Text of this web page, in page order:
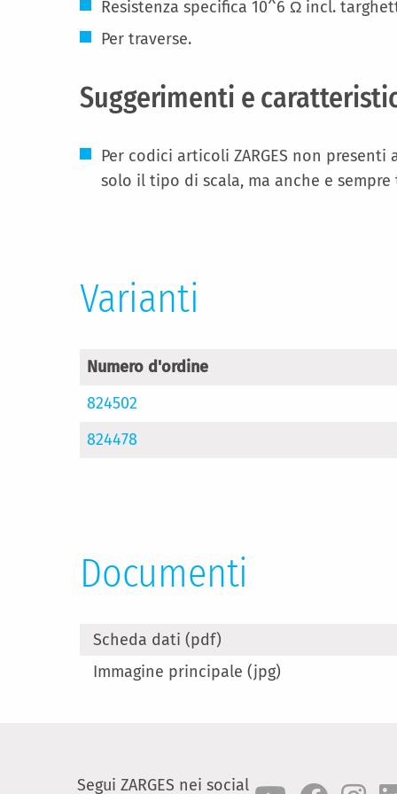
Resistenza specifica 10^6 Ω incl.
Per traverse.
Suggerimenti e
Per codici articoli ZARGES non
solo il tipo di scala, ma anche e
Varianti
Numero d'ordine
824502
824478
Documenti
Scheda dati (pdf)
Immagine principale (jpg)
Segui ZARGES nei social